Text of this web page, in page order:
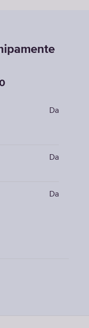
Da
Da
Da